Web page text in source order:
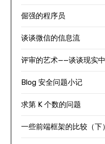
倔强的程序员
谈谈微信的信息流
评审的艺术——谈谈现实
Blog 安全问题小记
求第 K 个数的问题
一些前端框架的比较（